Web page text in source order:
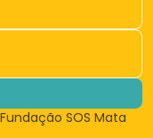
SOS Mata